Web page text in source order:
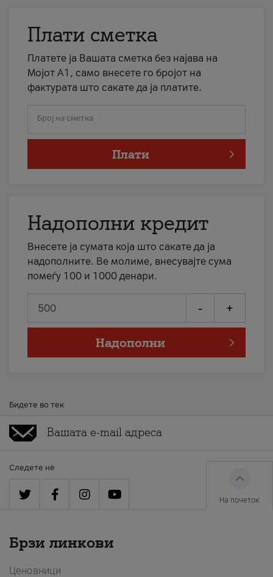
Плати сметка
Платете ја Вашата сметка без најава на
Мојот А1, само внесете го бројот на
фактурата што сакате да ја платите.
Број на сметка
Плати
Надополни кредит
Внесете ја сумата која што сакате да ја
надополните. Ве молиме, внесувајте сума
помеѓу 100 и 1000 денари.
- +
Надополни
Бидете во тек
Следете нè
На почеток
Брзи линкови
Ценовници